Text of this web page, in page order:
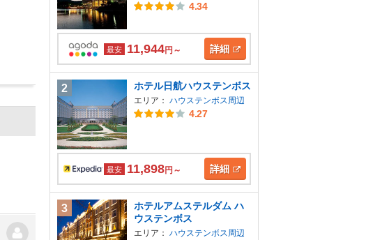
4.34
最安 11,944円～ 詳細
2 ホテル日航ハウステンボス
エリア： ハウステンボス周辺
4.27
最安 11,898円～ 詳細
3
ホテルアムステルダム ハ
ウステンボス
エリア： ハウステンボス周辺